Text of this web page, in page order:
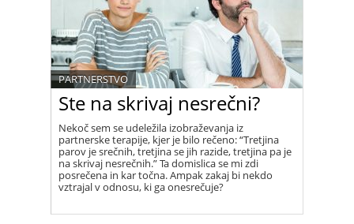
Ste na skrivaj nesrečni?
PARTNERSTVO
Nekoč sem se udeležila izobraževanja iz
partnerske terapije, kjer je bilo rečeno: “Tretjina
parov je srečnih, tretjina se jih razide, tretjina pa je
na skrivaj nesrečnih.” Ta domislica se mi zdi
posrečena in kar točna. Ampak zakaj bi nekdo
vztrajal v odnosu, ki ga onesrečuje?